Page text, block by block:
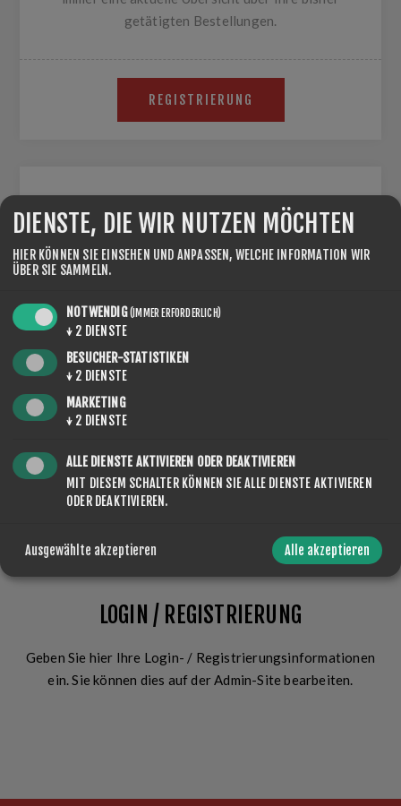
getätigten Bestellungen.
REGISTRIERUNG
WIEDERKEHRENDER BENUTZER
E-MAIL:
PASSWORT:
Angemeldet bleiben?
LOGIN / REGISTRIERUNG
Geben Sie hier Ihre Login- / Registrierungsinformationen
ein. Sie können dies auf der Admin-Site bearbeiten.
DIENSTE, DIE WIR NUTZEN MÖCHTEN
HIER KÖNNEN SIE EINSEHEN UND ANPASSEN, WELCHE INFORMATION WIR
ÜBER SIE SAMMELN.
NOTWENDIG(IMMER ERFORDERLICH)
↓ 2 DIENSTE
BESUCHER-STATISTIKEN
↓ 2 DIENSTE
MARKETING
↓ 2 DIENSTE
ALLE DIENSTE AKTIVIEREN ODER DEAKTIVIEREN
MIT DIESEM SCHALTER KÖNNEN SIE ALLE DIENSTE AKTIVIEREN
ODER DEAKTIVIEREN.
Ausgewählte akzeptieren Alle akzeptieren